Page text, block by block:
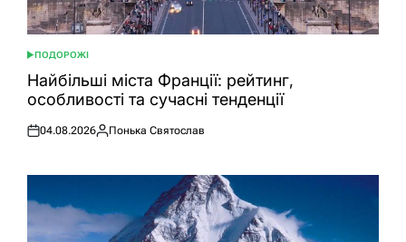
ОПУБЛІКУВАТИ
У
ПОДОРОЖІ
Найбільші міста Франції: рейтинг,
особливості та сучасні тенденції
Оприлюднено
04.08.2026
Опубліковано
Понька Святослав